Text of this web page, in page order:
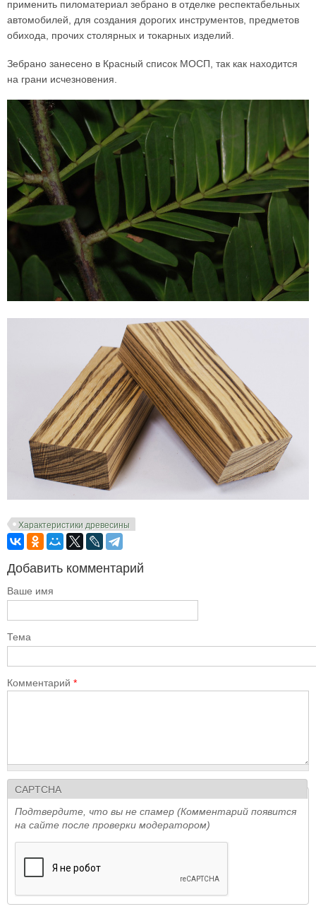
применить пиломатериал зебрано в отделке респектабельных
автомобилей, для создания дорогих инструментов, предметов
обихода, прочих столярных и токарных изделий.
Зебрано занесено в Красный список МОСП, так как находится
на грани исчезновения.
Характеристики древесины
Добавить комментарий
Ваше имя
Тема
Комментарий *
CAPTCHA
Подтвердите, что вы не спамер (Комментарий появится
на сайте после проверки модератором)